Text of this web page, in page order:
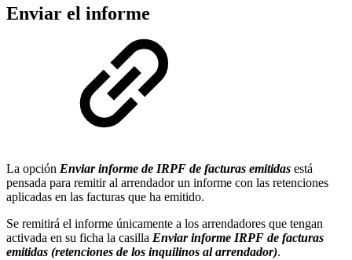
Enviar el informe
La opción Enviar informe de IRPF de facturas emitidas está
pensada para remitir al arrendador un informe con las retenciones
aplicadas en las facturas que ha emitido.
Se remitirá el informe únicamente a los arrendadores que tengan
activada en su ficha la casilla Enviar informe IRPF de facturas
emitidas (retenciones de los inquilinos al arrendador).